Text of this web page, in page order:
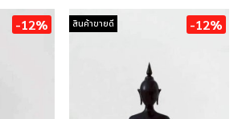
-12% สินค้าขายดี -12%